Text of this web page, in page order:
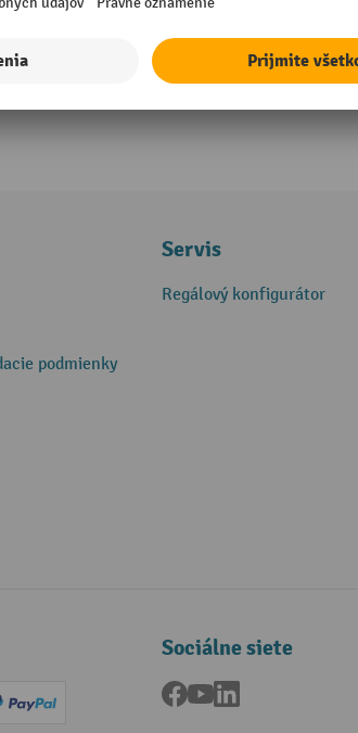
podmienky
Servis
Regálový konfigurátor
(Visa)
PayPal
Sociálne siete
Facebook
YouTube